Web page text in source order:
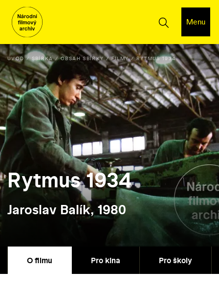
Menu
ÚVOD SBÍRKA OBSAH SBÍRKY FILMY RYTMUS 1934
Rytmus 1934
Jaroslav Balík, 1980
O filmu Pro kina Pro školy